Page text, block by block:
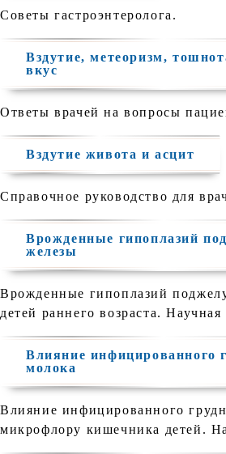
Советы гастроэнтеролога.
Вздутие, метеоризм,
вкус
Ответы врачей на вопросы
Вздутие живота и асцит
Справочное руководство для
Врожденные гипоплазий
железы
Врожденные гипоплазий
детей раннего возраста. Научная
Влияние инфицированного
молока
Влияние инфицированного
микрофлору кишечника детей.